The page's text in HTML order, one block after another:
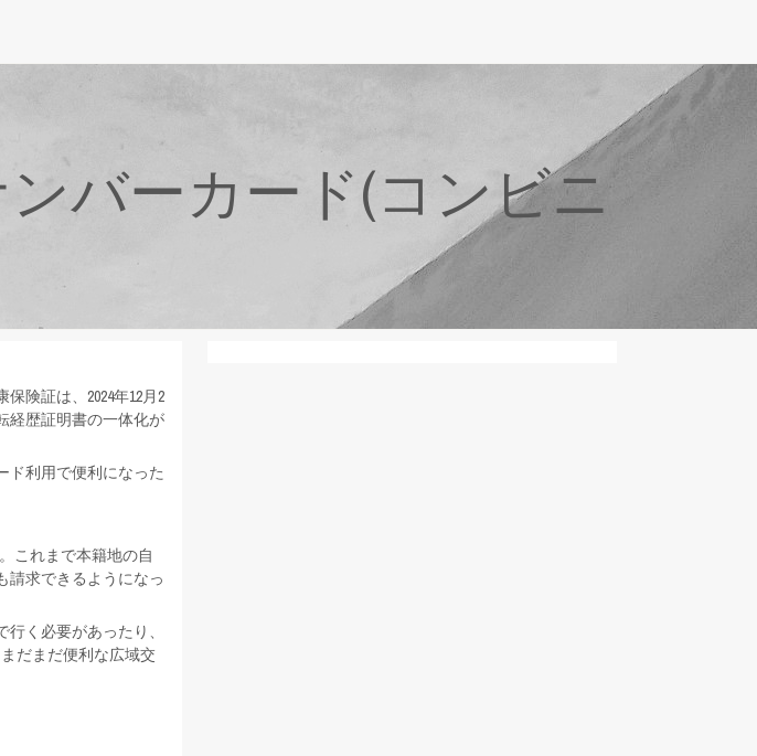
バーカード(コンビニ
険証は、2024年12月2
経歴証明書の一体化が
ド利用で便利になった
これまで本籍地の自
請求できるようになっ
く必要があったり、
だまだ便利な広域交